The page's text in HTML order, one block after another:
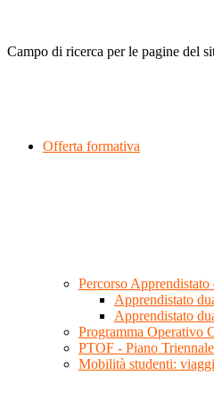
Campo di ricerca per le pagine del
Offerta formativa
Percorso Apprendistato
Apprendistato
Apprendistato
Programma Operativo
PTOF - Piano
Mobilità studenti: